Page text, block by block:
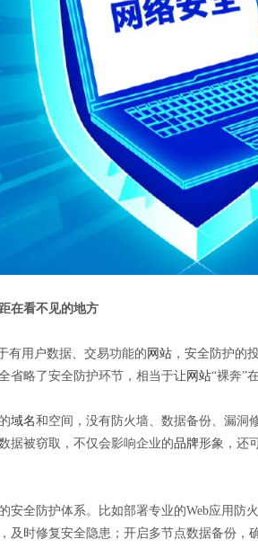
在看不见的地方
有用户数据、交易功能的 网站 ，安全防护的
省略了安全防护环节，相当于让 网站“裸奔”
域名和空间，没有防火墙、数据备份、漏洞
据被窃取，不仅会影响企业的品牌形象，还
安全防护体系。比如部署专业的Web应用防
及时修复安全隐患；开启多节点数据备份，